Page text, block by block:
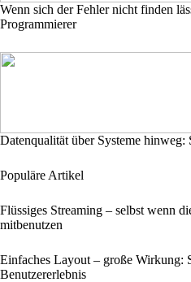
Wenn sich der Fehler nicht finden
Programmierer
Datenqualität über Systeme hinweg:
Populäre Artikel
Flüssiges Streaming – selbst wenn
mitbenutzen
Einfaches Layout – große Wirkung:
Benutzererlebnis